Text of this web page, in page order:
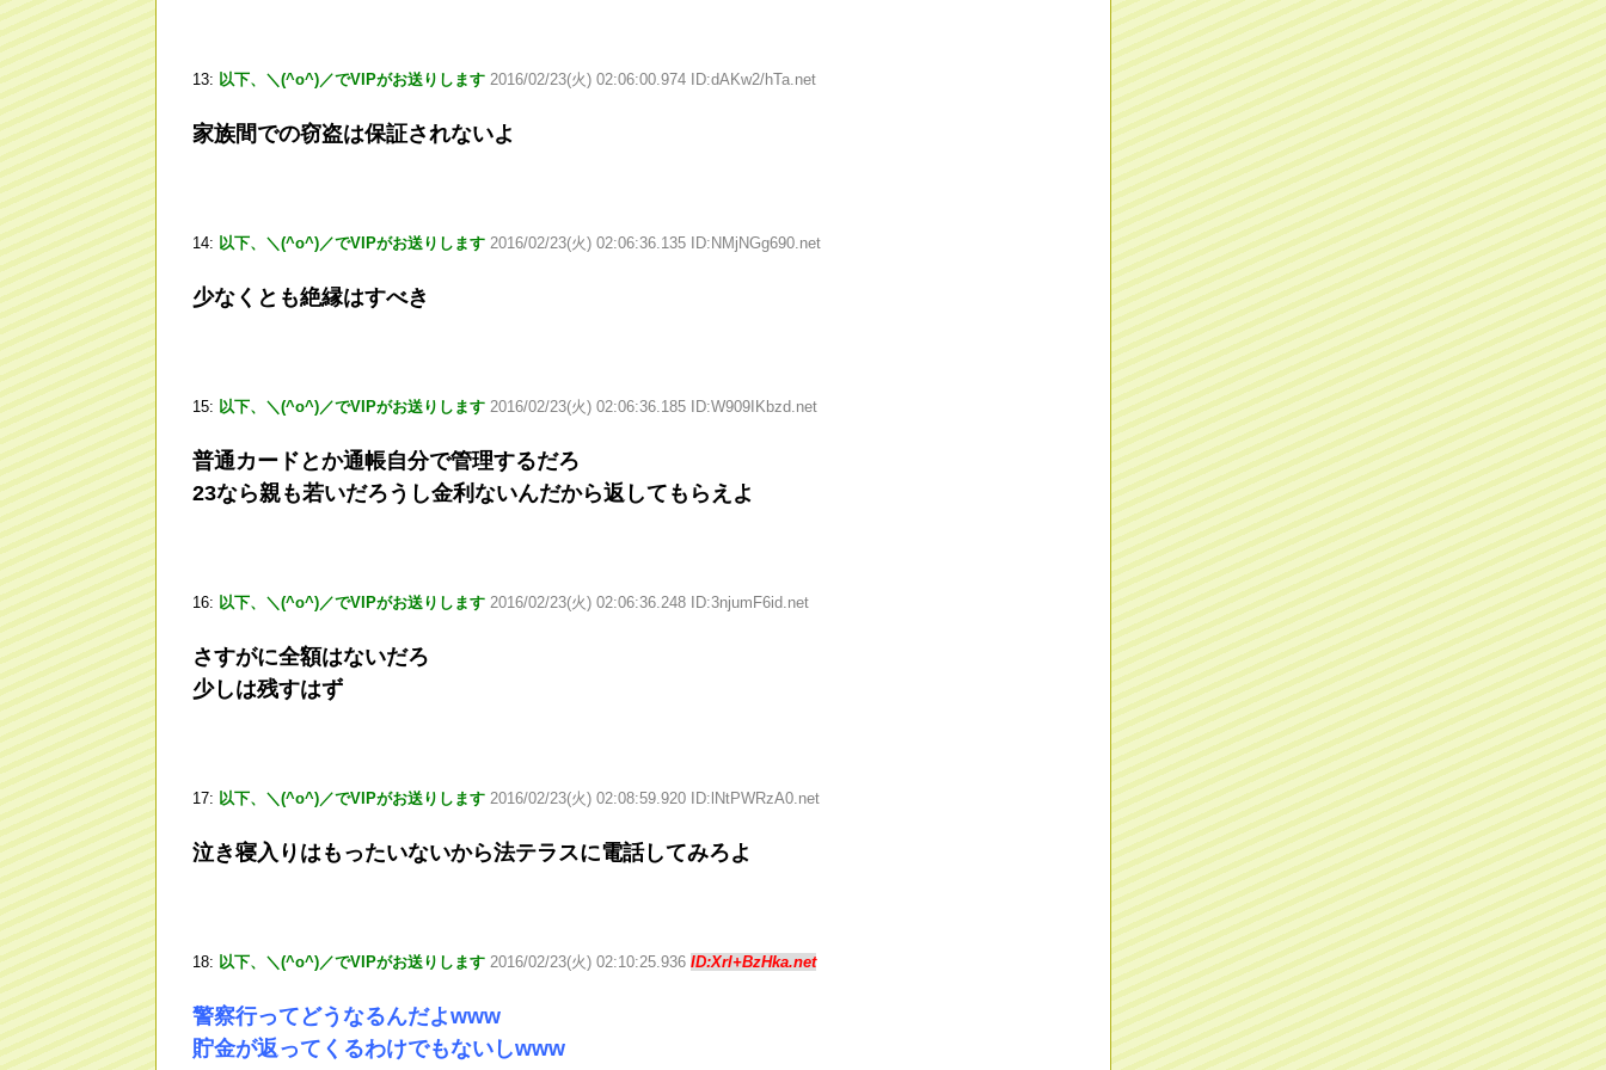
13: 以下、＼(^o^)／でVIPがお送りします 2016/02/23(火) 02:06:00.974 ID:dAKw2/hTa.net
家族間での窃盗は保証されないよ
14: 以下、＼(^o^)／でVIPがお送りします 2016/02/23(火) 02:06:36.135 ID:NMjNGg690.net
少なくとも絶縁はすべき
15: 以下、＼(^o^)／でVIPがお送りします 2016/02/23(火) 02:06:36.185 ID:W909IKbzd.net
普通カードとか通帳自分で管理するだろ
23なら親も若いだろうし金利ないんだから返してもらえよ
16: 以下、＼(^o^)／でVIPがお送りします 2016/02/23(火) 02:06:36.248 ID:3njumF6id.net
さすがに全額はないだろ
少しは残すはず
17: 以下、＼(^o^)／でVIPがお送りします 2016/02/23(火) 02:08:59.920 ID:lNtPWRzA0.net
泣き寝入りはもったいないから法テラスに電話してみろよ
18: 以下、＼(^o^)／でVIPがお送りします 2016/02/23(火) 02:10:25.936 ID:Xrl+BzHka.net
警察行ってどうなるんだよwww
貯金が返ってくるわけでもないしwww